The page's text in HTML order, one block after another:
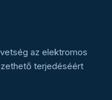
az elektromos
terjedéséért